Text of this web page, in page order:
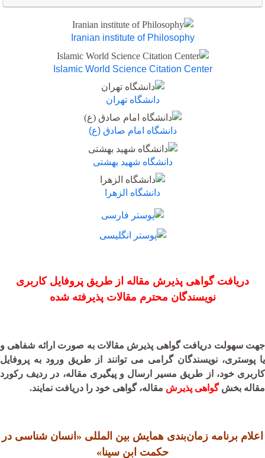
Iranian institute of Philosophy
Islamic World Science Citation Center
دانشگاه تهران
دانشگاه امام صادق (ع)
دانشگاه شهید بهشتی
دانشگاه الزهرا
دریافت گواهی پذیرش مقاله از طریق پروفایل کاربری
نویسندگان محترم مقالات پذیرفته شده
جهت سهولت دریافت گواهی پذیرش مقالات به صورت ارائه شفاهی و
یا پوستری،‌ نویسندگان گرامی می توانند از طریق ورود به پروفایل
کاربری خود، از طریق مسیر ارسال و پیگیری مقاله، در ردیف رکورد
مقاله بخشگواهی پذیرش مقاله،‌ گواهی خود را دریافت نمایند.
اعلام برنامه زمان‌بندی همایش بین المللی «انسان شناسی در
حکمت ابن سینا»